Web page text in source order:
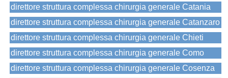
direttore struttura complessa chirurgia generale Catania
direttore struttura complessa chirurgia generale Catanzaro
direttore struttura complessa chirurgia generale Chieti
direttore struttura complessa chirurgia generale Como
direttore struttura complessa chirurgia generale Cosenza